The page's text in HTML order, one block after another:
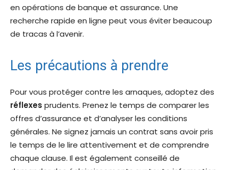
en opérations de banque et assurance. Une
recherche rapide en ligne peut vous éviter beaucoup
de tracas à l’avenir.
Les précautions à prendre
Pour vous protéger contre les arnaques, adoptez des
réflexes prudents. Prenez le temps de comparer les
offres d’assurance et d’analyser les conditions
générales. Ne signez jamais un contrat sans avoir pris
le temps de le lire attentivement et de comprendre
chaque clause. Il est également conseillé de